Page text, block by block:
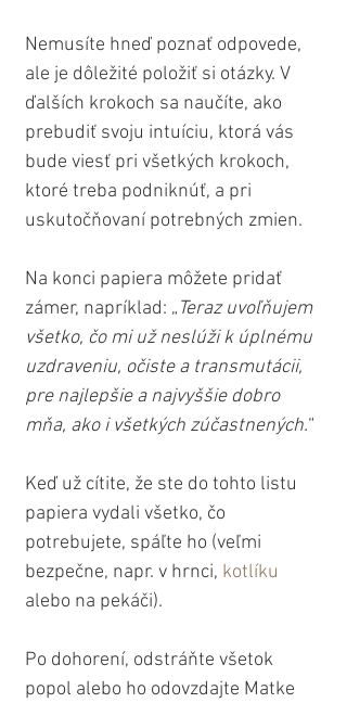
Nemusíte hneď poznať odpovede,
ale je dôležité položiť si otázky. V
ďalších krokoch sa naučíte, ako
prebudiť svoju intuíciu, ktorá vás
bude viesť pri všetkých krokoch,
ktoré treba podniknúť, a pri
uskutočňovaní potrebných zmien.
Na konci papiera môžete pridať
zámer, napríklad: „Teraz uvoľňujem
všetko, čo mi už neslúži k úplnému
uzdraveniu, očiste a transmutácii,
pre najlepšie a najvyššie dobro
mňa, ako i všetkých zúčastnených.“
Keď už cítite, že ste do tohto listu
papiera vydali všetko, čo
potrebujete, spáľte ho (veľmi
bezpečne, napr. v hrnci, kotlíku
alebo na pekáči).
Po dohorení, odstráňte všetok
popol alebo ho odovzdajte Matke